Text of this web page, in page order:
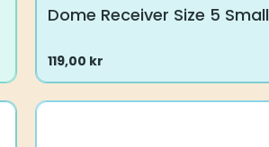
Dome Receiver Size 5 Small
119,00 kr